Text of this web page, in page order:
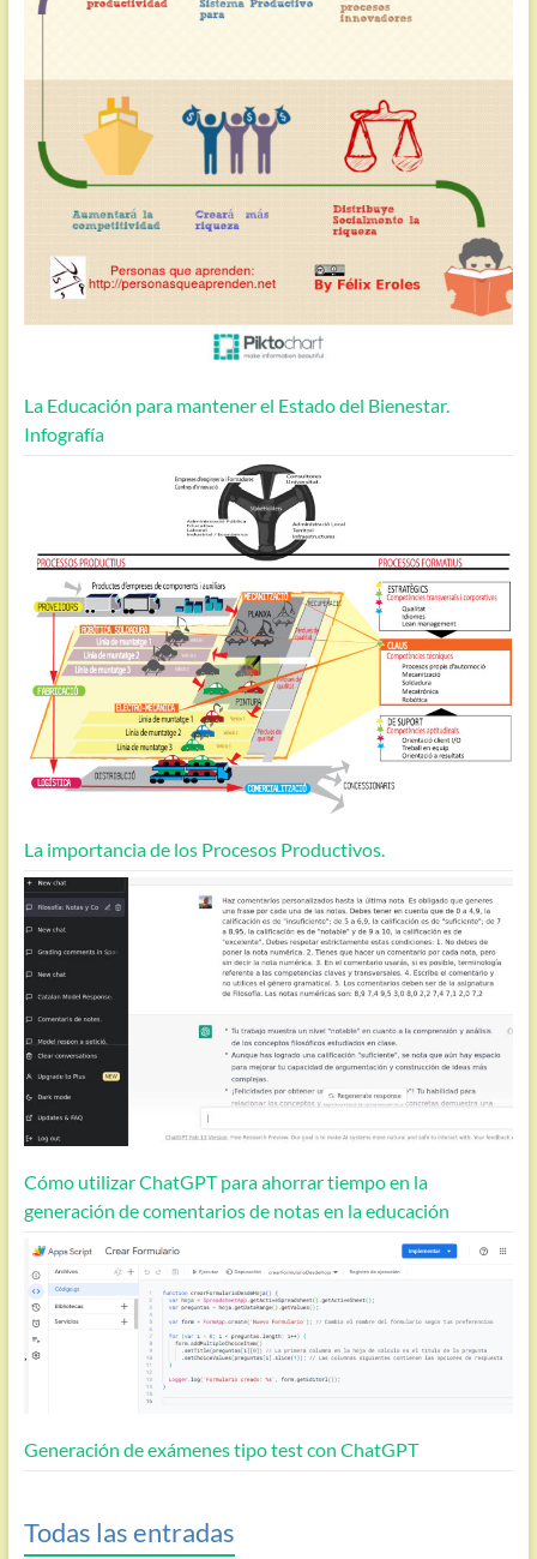
La Educación para mantener el Estado del Bienestar.
Infografía
La importancia de los Procesos Productivos.
Cómo utilizar ChatGPT para ahorrar tiempo en la
generación de comentarios de notas en la educación
Generación de exámenes tipo test con ChatGPT
Todas las entradas